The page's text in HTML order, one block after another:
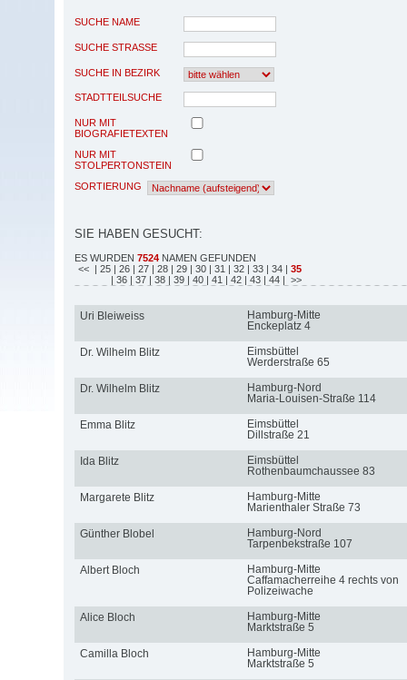
SUCHE NAME
SUCHE STRASSE
SUCHE IN BEZIRK
STADTTEILSUCHE
NUR MIT
BIOGRAFIETEXTEN
NUR MIT
STOLPERTONSTEIN
SORTIERUNG
SIE HABEN GESUCHT:
ES WURDEN 7524 NAMEN GEFUNDEN
<< | 25 | 26 | 27 | 28 | 29 | 30 | 31 | 32 | 33 | 34 | 35
| 36 | 37 | 38 | 39 | 40 | 41 | 42 | 43 | 44 | >>
Uri Bleiweiss
Hamburg-Mitte
Enckeplatz 4
Dr. Wilhelm Blitz
Eimsbüttel
Werderstraße 65
Dr. Wilhelm Blitz
Hamburg-Nord
Maria-Louisen-Straße 114
Emma Blitz
Eimsbüttel
Dillstraße 21
Ida Blitz
Eimsbüttel
Rothenbaumchaussee 83
Margarete Blitz
Hamburg-Mitte
Marienthaler Straße 73
Günther Blobel
Hamburg-Nord
Tarpenbekstraße 107
Albert Bloch
Hamburg-Mitte
Caffamacherreihe 4 rechts von
Polizeiwache
Alice Bloch
Hamburg-Mitte
Marktstraße 5
Camilla Bloch
Hamburg-Mitte
Marktstraße 5